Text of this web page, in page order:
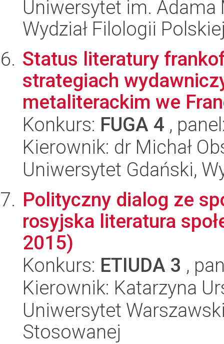
Uniwersytet im.
Wydział Filologii
Status literatury
strategiach
metaliterackim we
Konkurs: FUGA 4 ,
Kierownik: dr Michał
Uniwersytet Gdański,
Polityczny dialog ze
rosyjska literatura
2015)
Konkurs: ETIUDA 3 ,
Kierownik: Katarzyna
Uniwersytet
Stosowanej